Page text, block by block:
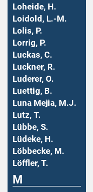
Loheide, H.
Loidold, L.-M.
Lolis, P.
Lorrig, P.
Luckas, C.
Luckner, R.
Luderer, O.
Luettig, B.
Luna Mejia, M.J.
Lutz, T.
Lübbe, S.
Lüdeke, H.
Löbbecke, M.
Löffler, T.
M